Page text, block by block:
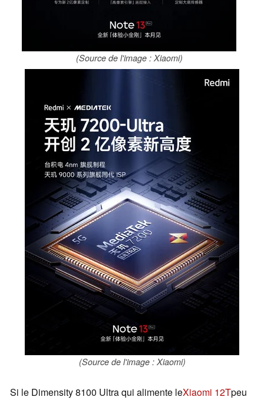
(Source de l'image : Xiaomi)
(Source de l'image : Xiaomi)
Si le Dimensity 8100 Ultra qui alimente leXiaomi 12Tpeu